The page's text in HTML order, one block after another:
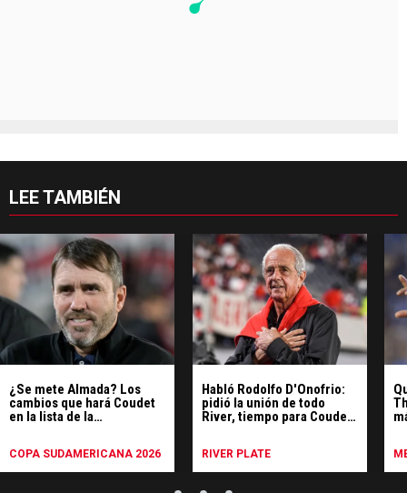
LEE TAMBIÉN
¿Se mete Almada? Los
cambios que hará Coudet
en la lista de la
COPA SUDAMERICANA 2026
Habló Rodolfo D'Onofrio:
pidió la unión de todo
River, tiempo para Coudet
RIVER PLATE